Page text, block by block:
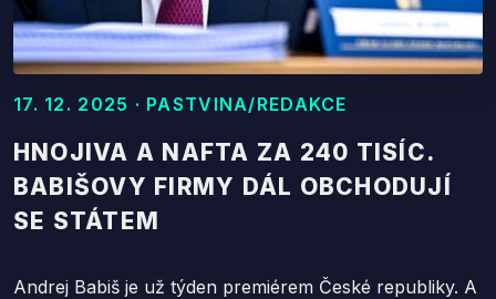
17. 12. 2025 · PASTVINA/REDAKCE
HNOJIVA A NAFTA ZA 240 TISÍC.
BABIŠOVY FIRMY DÁL OBCHODUJÍ
SE STÁTEM
Andrej Babiš je už týden premiérem České republiky. A